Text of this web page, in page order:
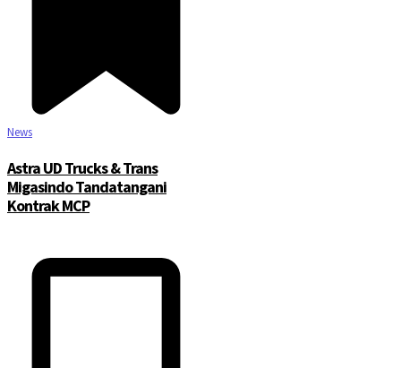
News
Astra UD Trucks & Trans
Migasindo Tandatangani
Kontrak MCP